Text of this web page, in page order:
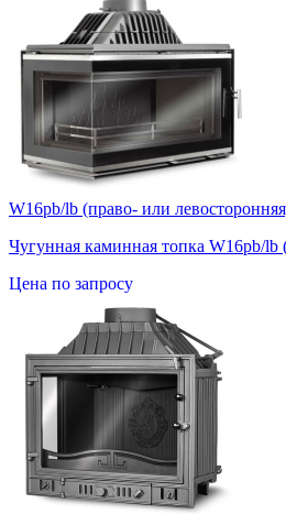
W16pb/lb (право- или
Чугунная каминная топка W16pb/lb
Цена по запросу